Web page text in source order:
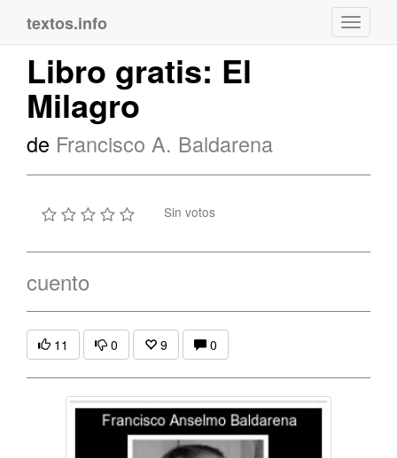
textos.info
Libro gratis: El
Milagro
de Francisco A. Baldarena
Sin votos
cuento
11 0 9 0